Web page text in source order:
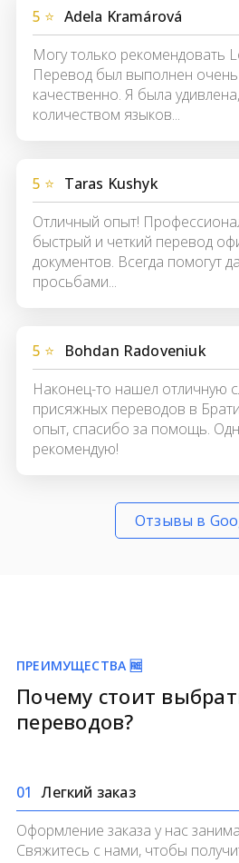
5 ⭐ Adela Kramárová
Могу только рекомендовать
Перевод был выполнен
качественно. Я была
количеством языков...
5 ⭐ Taras Kushyk
Отличный опыт!
быстрый и четкий перевод
документов. Всегда помогут
просьбами...
5 ⭐
Bohdan Radoveniuk
Наконец-то нашел отличную
присяжных переводов в
опыт, спасибо за помощь.
рекомендую!
Отзывы в
ПРЕИМУЩЕСТВА 🆓
Почему стоит
переводов?
01
Легкий заказ
Оформление заказа у нас
Свяжитесь с нами, чтобы